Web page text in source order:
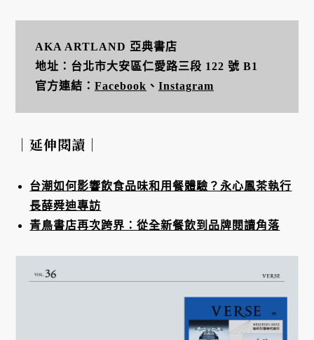
AKA ARTLAND 亞典書店
地址：台北市大安區仁愛路三段 122 號 B1
官方連結： Facebook 、 Instagram
｜延伸閱讀｜
台潮如何影響飲食品味和用餐體驗？永心鳳茶執行
長薛舜迪專訪
青鳥書店再次跨界：從全新餐飲到品牌閱讀角落